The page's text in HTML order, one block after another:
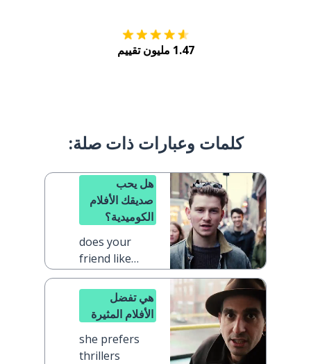
1.47 مليون تقييم
كلمات وعبارات ذات صلة:
هل يحب
صديقك الأفلام
الكوميدية؟
does your
friend like
comedies?
هي تفضل
الأفلام المثيرة
she prefers
thrillers